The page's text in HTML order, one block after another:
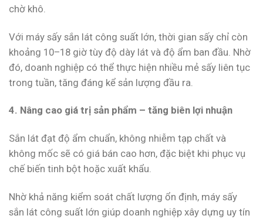
chờ khô.
Với máy sấy sắn lát công suất lớn, thời gian sấy chỉ còn
khoảng 10–18 giờ tùy độ dày lát và độ ẩm ban đầu. Nhờ
đó, doanh nghiệp có thể thực hiện nhiều mẻ sấy liên tục
trong tuần, tăng đáng kể sản lượng đầu ra.
4. Nâng cao giá trị sản phẩm – tăng biên lợi nhuận
Sắn lát đạt độ ẩm chuẩn, không nhiễm tạp chất và
không mốc sẽ có giá bán cao hơn, đặc biệt khi phục vụ
chế biến tinh bột hoặc xuất khẩu.
Nhờ khả năng kiểm soát chất lượng ổn định, máy sấy
sắn lát công suất lớn giúp doanh nghiệp xây dựng uy tín